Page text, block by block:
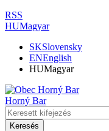
RSS
HUMagyar
SKSlovensky
ENEnglish
HUMagyar
Horný Bar
Keresés